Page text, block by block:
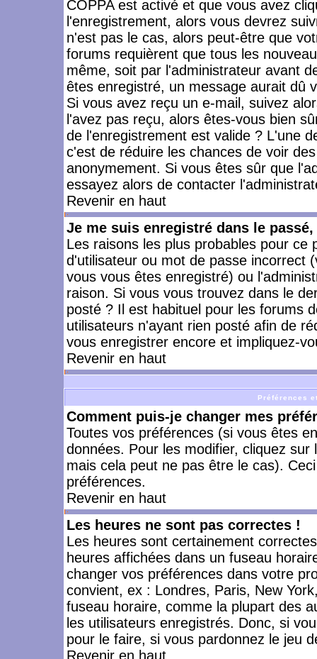
COPPA est activé et que vous avez
l'enregistrement, alors vous devrez
n'est pas le cas, alors peut-être que
forums requièrent que tous les
même, soit par l'administrateur avant
êtes enregistré, un message aurait dû
Si vous avez reçu un e-mail, suivez
l'avez pas reçu, alors êtes-vous bien
de l'enregistrement est valide ? L'une
c'est de réduire les chances de voir
anonymement. Si vous êtes sûr que
essayez alors de contacter
Revenir en haut
Je me suis enregistré dans le
Les raisons les plus probables pour
d'utilisateur ou mot de passe incorrect
vous vous êtes enregistré) ou
raison. Si vous vous trouvez dans le
posté ? Il est habituel pour les forums
utilisateurs n'ayant rien posté afin de
vous enregistrer encore et impliquez-
Revenir en haut
Préférences
Comment puis-je changer mes
Toutes vos préférences (si vous êtes
données. Pour les modifier, cliquez sur
mais cela peut ne pas être le cas).
préférences.
Revenir en haut
Les heures ne sont pas correctes !
Les heures sont certainement
heures affichées dans un fuseau
changer vos préférences dans votre
convient, ex : Londres, Paris, New
fuseau horaire, comme la plupart des
les utilisateurs enregistrés. Donc, si
pour le faire, si vous pardonnez le jeu
Revenir en haut